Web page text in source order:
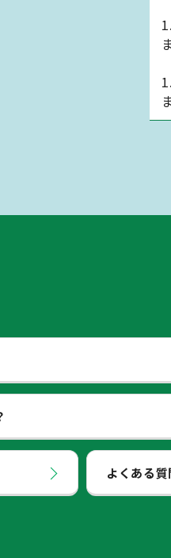
よくある質